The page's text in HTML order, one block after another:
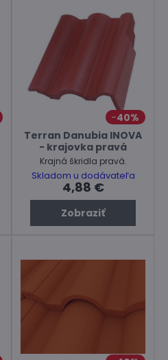
40%
Terran Danubia INOVA
- krajovka pravá
Krajná škridla pravá.
Skladom u dodávateľa
4,88 €
Zobraziť